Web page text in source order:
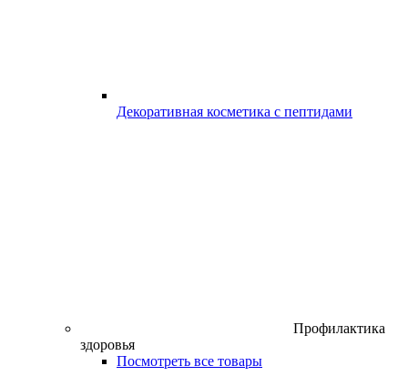
Декоративная косметика с пептидами
Профилактика
здоровья
Посмотреть все товары